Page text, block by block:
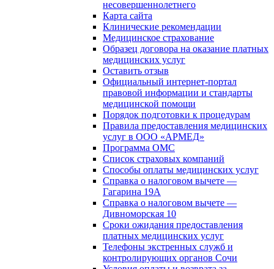
несовершеннолетнего
Карта сайта
Клинические рекомендации
Медицинское страхование
Образец договора на оказание платных
медицинских услуг
Оставить отзыв
Официальный интернет-портал
правовой информации и стандарты
медицинской помощи
Порядок подготовки к процедурам
Правила предоставления медицинских
услуг в ООО «АРМЕД»
Программа ОМС
Список страховых компаний
Способы оплаты медицинских услуг
Справка о налоговом вычете —
Гагарина 19А
Справка о налоговом вычете —
Дивноморская 10
Сроки ожидания предоставления
платных медицинских услуг
Телефоны экстренных служб и
контролирующих органов Сочи